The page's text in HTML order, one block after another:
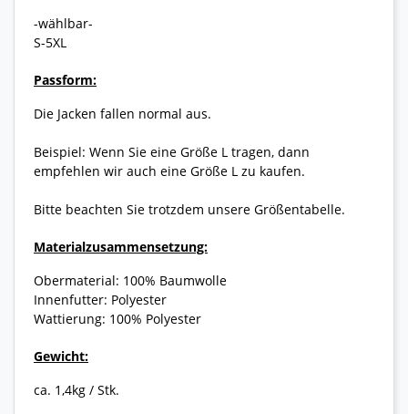
-wählbar-
S-5XL
Passform:
Die Jacken fallen normal aus.
Beispiel: Wenn Sie eine Größe L tragen, dann
empfehlen wir auch eine Größe L zu kaufen.
Bitte beachten Sie trotzdem unsere Größentabelle.
Materialzusammensetzung:
Obermaterial: 100% Baumwolle
Innenfutter: Polyester
Wattierung: 100% Polyester
Gewicht:
ca. 1,4kg / Stk.